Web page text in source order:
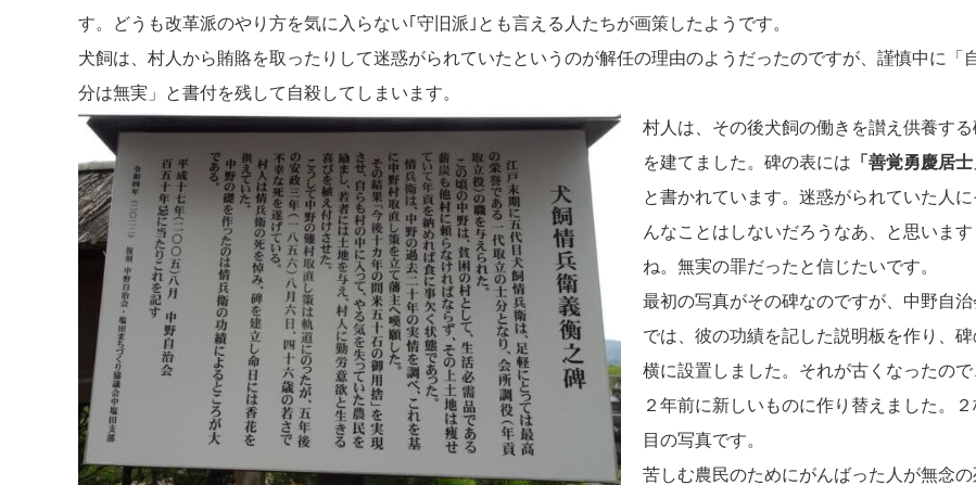
す。どうも改革派のやり方を気に入らない｢守旧派｣とも言える人たちが画策したようです。
犬飼は、村人から賄賂を取ったりして迷惑がられていたというのが解任の理由のようだったのですが、謹慎中に「
分は無実」と書付を残して自殺してしまいます。
村人は、その後犬飼の働きを讃え供養する
を建てました。碑の表には 「善覚勇慶居士
と書かれています。迷惑がられていた人に
んなことはしないだろうなあ、と思います
ね。無実の罪だったと信じたいです。
最初の写真がその碑なのですが、中野自治
では、彼の功績を記した説明板を作り、碑
横に設置しました。それが古くなったので
２年前に新しいものに作り替えました。２
目の写真です。
苦しむ農民のためにがんばった人が無念の